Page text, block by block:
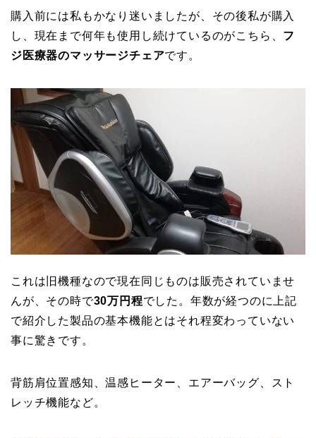
購入前には私もかなり迷いましたが、その後私が購入
し、現在まで何年も使用し続けているのがこちら、 フ
ジ医療器のマッサージチェアです。
これは旧機種なので現在同じものは販売されていませ
んが、その時で30万円程でした。年数が経つのに上記
で紹介した製品の基本機能とはそれ程変わっていない
事に驚きです。
背筋肩位置感知、温感ヒーター、エアーバッグ、スト
レッチ機能など。